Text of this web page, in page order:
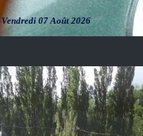
Vendredi 07 Août 2026 Vendredi 07
Août 2026